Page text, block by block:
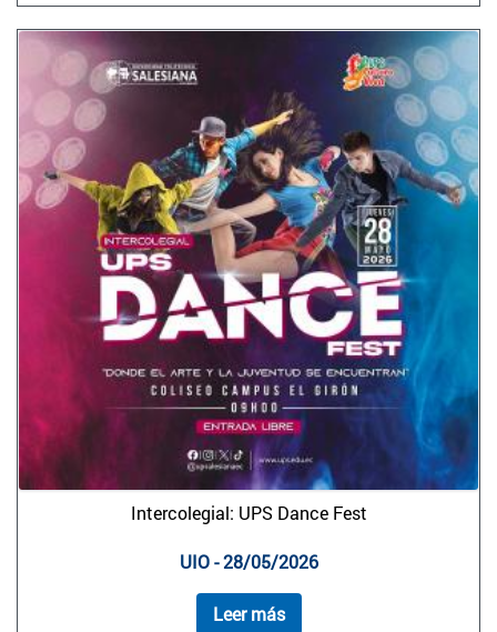
Intercolegial: UPS Dance Fest
UIO - 28/05/2026
Leer más